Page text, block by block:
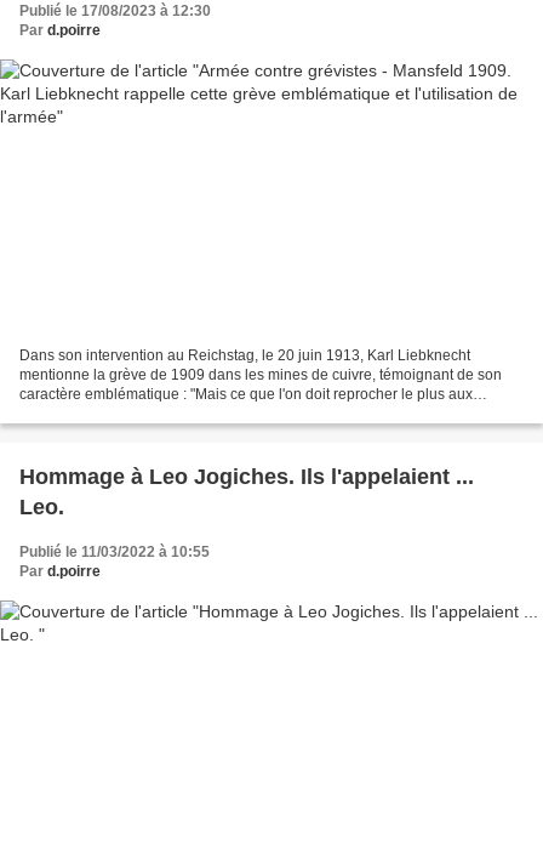
Publié le 17/08/2023 à 12:30
Par d.poirre
Dans son intervention au Reichstag, le 20 juin 1913, Karl Liebknecht
mentionne la grève de 1909 dans les mines de cuivre, témoignant de son
caractère emblématique : "Mais ce que l'on doit reprocher le plus aux
Hommage à Leo Jogiches. Ils l'appelaient ...
Leo.
Publié le 11/03/2022 à 10:55
Par d.poirre